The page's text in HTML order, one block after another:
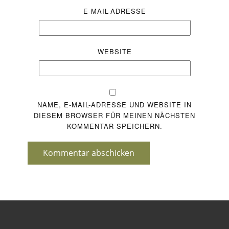
E-MAIL-ADRESSE
WEBSITE
NAME, E-MAIL-ADRESSE UND WEBSITE IN
DIESEM BROWSER FÜR MEINEN NÄCHSTEN
KOMMENTAR SPEICHERN.
Kommentar abschicken